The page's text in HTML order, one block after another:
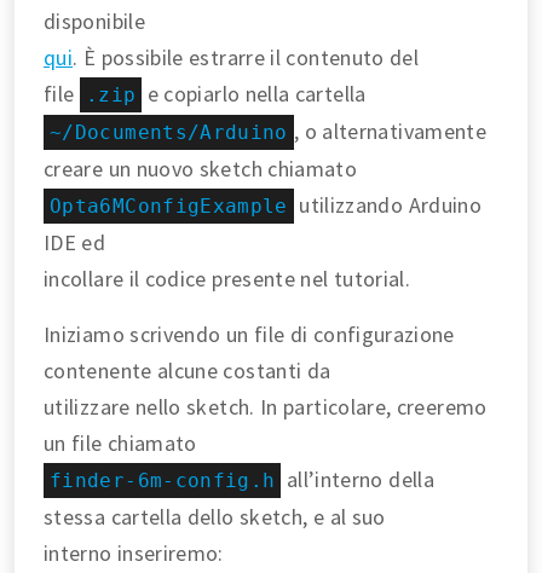
disponibile
qui. È possibile estrarre il contenuto del
file
.zip e copiarlo nella cartella
~/Documents/Arduino , o alternativamente
creare un nuovo sketch chiamato
Opta6MConfigExample
utilizzando Arduino
IDE ed
incollare il codice presente nel tutorial.
Iniziamo scrivendo un file di configurazione
contenente alcune costanti da
utilizzare nello sketch. In particolare, creeremo
un file chiamato
finder-6m-config.h
all’interno della
stessa cartella dello sketch, e al suo
interno inseriremo: